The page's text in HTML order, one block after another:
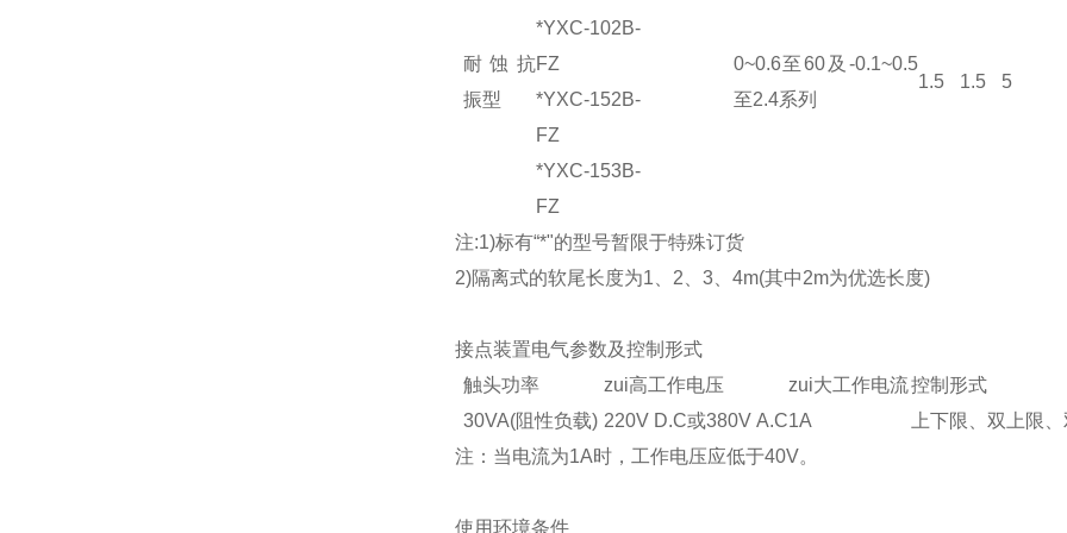
耐蚀抗
振型
*YXC-102B-
FZ
*YXC-152B-
FZ
*YXC-153B-
FZ
0~0.6至60及-0.1~0.5
至2.4系列
1.5 1.5 5
注:1)标有“*"的型号暂限于特殊订货
2)隔离式的软尾长度为1、2、3、4m(其中2m为优选长度)
接点装置电气参数及控制形式
触头功率
zui高工作电压 zui大工作电流控制形式
30VA(阻性负载) 220V D.C或380V A.C1A
上下限、双上限
注：当电流为1A时，工作电压应低于40V。
使用环境条件